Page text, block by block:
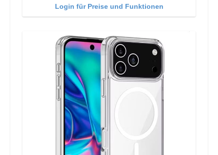
Login für Preise und Funktionen